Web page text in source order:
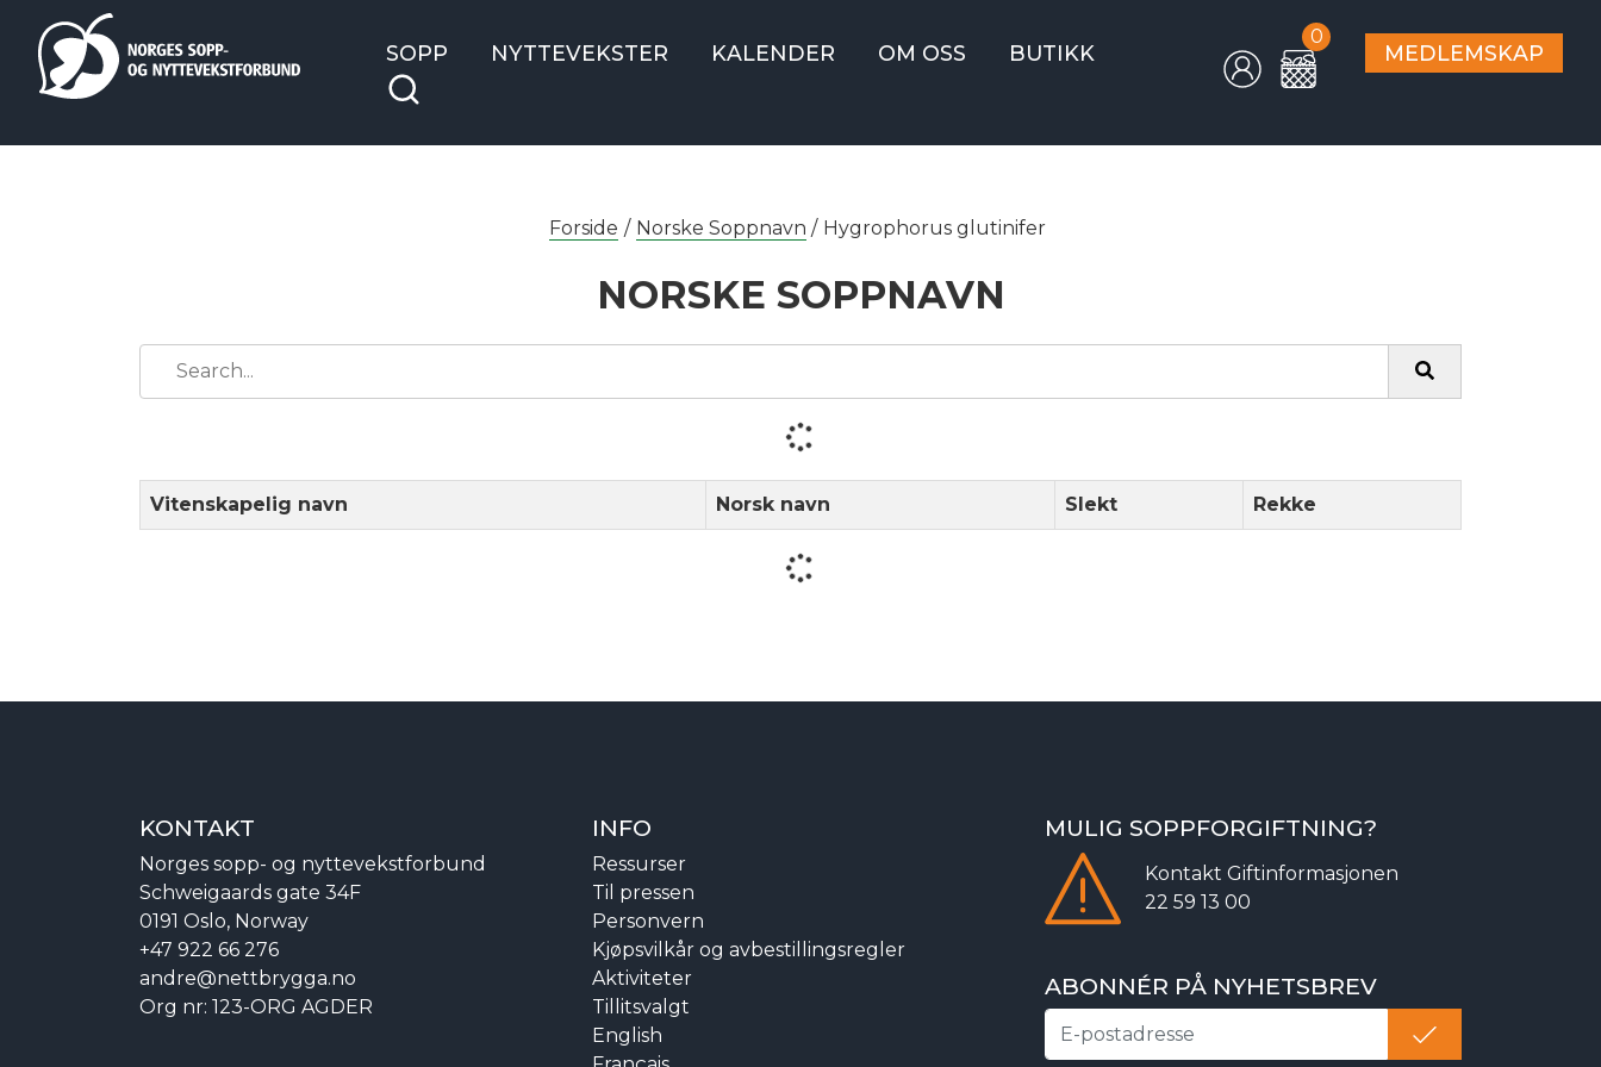
SOPP NYTTEVEKSTER KALENDER OM OSS BUTIKK
0
MEDLEMSKAP
Forside / Norske Soppnavn / Hygrophorus glutinifer
NORSKE SOPPNAVN
Vitenskapelig navn Norsk navn Slekt Rekke
KONTAKT
Norges sopp- og nyttevekstforbund
Schweigaards gate 34F
0191 Oslo, Norway
+47 922 66 276
andre@nettbrygga.no
Org nr: 123-ORG AGDER
INFO
Ressurser
Til pressen
Personvern
Kjøpsvilkår og avbestillingsregler
Aktiviteter
Tillitsvalgt
English
MULIG SOPPFORGIFTNING?
Kontakt Giftinformasjonen
22 59 13 00
ABONNÉR PÅ NYHETSBREV